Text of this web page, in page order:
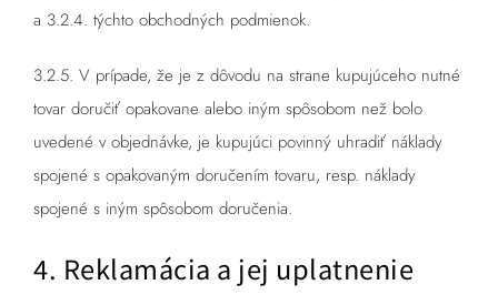
a 3.2.4. týchto obchodných podmienok.
3.2.5. V prípade, že je z dôvodu na strane kupujúceho nutné
tovar doručiť opakovane alebo iným spôsobom než bolo
uvedené v objednávke, je kupujúci povinný uhradiť náklady
spojené s opakovaným doručením tovaru, resp. náklady
spojené s iným spôsobom doručenia.
4. Reklamácia a jej uplatnenie